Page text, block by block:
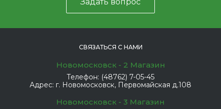
СВЯЗАТЬСЯ С НАМИ
Новомосковск - 2 Магазин
Телефон: (48762) 7-05-45
Адрес: г. Новомосковск, Первомайская д.108
Новомосковск - 3 Магазин